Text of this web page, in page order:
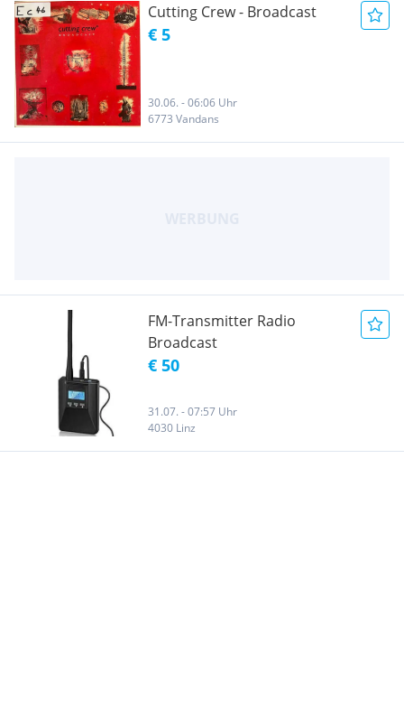
Cutting Crew - Broadcast
€ 5
30.06. - 06:06 Uhr
6773 Vandans
FM-Transmitter Radio
Broadcast
€ 50
31.07. - 07:57 Uhr
4030 Linz